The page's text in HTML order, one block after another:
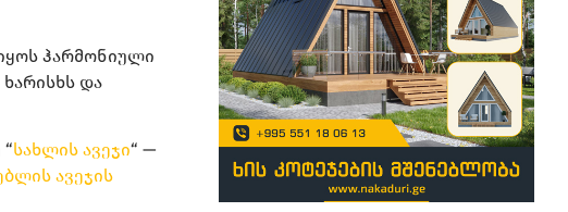
ჰარმონიული
და
სახლის ავეჯი“ —
ავეჯის